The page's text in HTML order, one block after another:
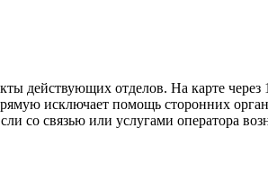
действующих отделов. На карте
исключает помощь сторонних
со связью или услугами оператора